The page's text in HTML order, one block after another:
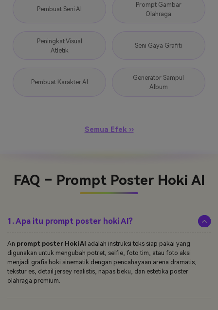
Pembuat Seni AI
Prompt Gambar
Olahraga
Peningkat Visual
Atletik
Seni Gaya Grafiti
Pembuat Karakter AI
Generator Sampul
Album
Semua Efek ››
FAQ – Prompt Poster Hoki AI
1. Apa itu prompt poster hoki AI?
An prompt poster Hoki AI adalah instruksi teks siap pakai yang
digunakan untuk mengubah potret, selfie, foto tim, atau foto aksi
menjadi grafis hoki sinematik dengan pencahayaan arena dramatis,
tekstur es, detail jersey realistis, napas beku, dan estetika poster
olahraga premium.